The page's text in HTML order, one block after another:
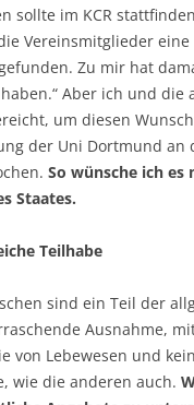
sollte im KCR
Vereinsmitglieder
Zu mir hat
Aber ich und
um diesen
der Uni Dortmund
So wünsche ich
Staates.
Teilhabe
sind ein Teil der
Ausnahme,
von Lebewesen und
wie die anderen auch.